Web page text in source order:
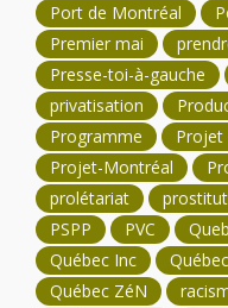
Port de Montréal
Premier mai
Presse-toi-à-gauche
privatisation
Programme
Projet
Projet-Montréal
prolétariat
PSPP
PVC
Québec Inc
Québec ZéN